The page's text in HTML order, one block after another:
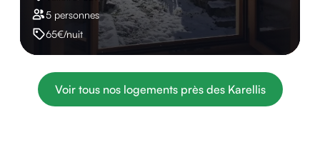
5 personnes
65€/nuit
Voir tous nos logements près des Karellis